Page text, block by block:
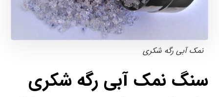
نمک آبی رگه شکری
سنگ نمک آبی رگه شکری